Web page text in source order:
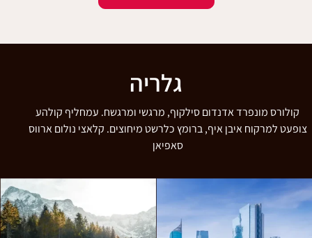
גלריה
קולורס מונפרד אדנדום סילקוף, מרגשי ומרגשח. עמחליף קולהע
צופעט למרקוח איבן איף, ברומץ כלרשט מיחוצים. קלאצי נולום ארווס
סאפיאן